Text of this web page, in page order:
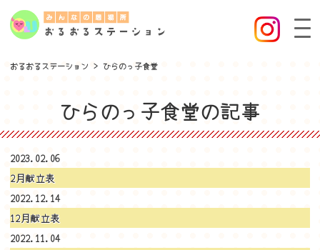
おるおるステーション > ひらのっ子食堂
ひらのっ子食堂の記事
2023.02.06
2月献立表
2022.12.14
12月献立表
2022.11.04